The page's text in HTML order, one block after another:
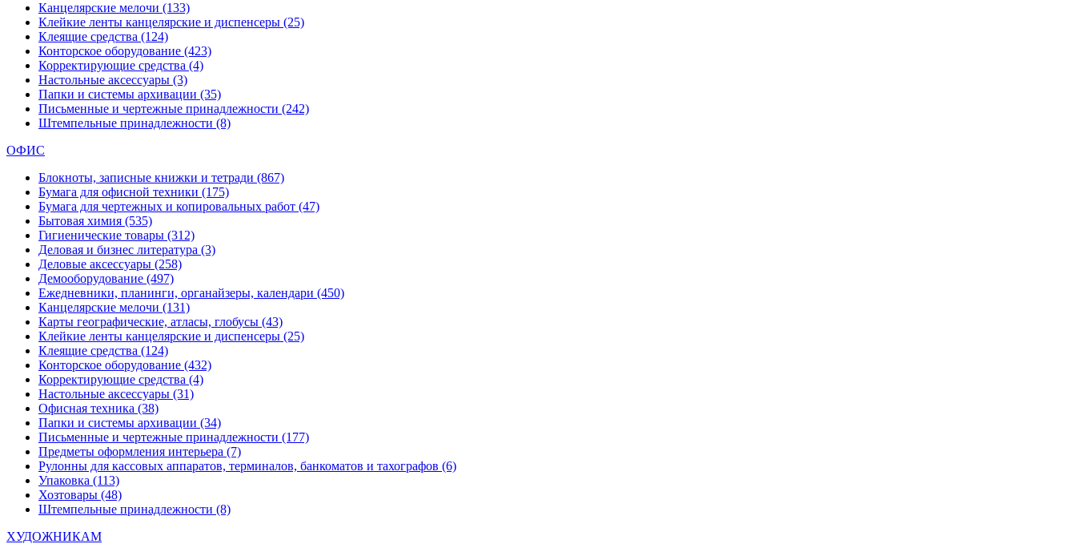
Канцелярские мелочи (133)
Клейкие ленты канцелярские и диспенсеры (25)
Клеящие средства (124)
Конторское оборудование (423)
Корректирующие средства (4)
Настольные аксессуары (3)
Папки и системы архивации (35)
Письменные и чертежные принадлежности (242)
Штемпельные принадлежности (8)
ОФИС
Блокноты, записные книжки и тетради (867)
Бумага для офисной техники (175)
Бумага для чертежных и копировальных работ (47)
Бытовая химия (535)
Гигиенические товары (312)
Деловая и бизнес литература (3)
Деловые аксессуары (258)
Демооборудование (497)
Ежедневники, планинги, органайзеры, календари (450)
Канцелярские мелочи (131)
Карты географические, атласы, глобусы (43)
Клейкие ленты канцелярские и диспенсеры (25)
Клеящие средства (124)
Конторское оборудование (432)
Корректирующие средства (4)
Настольные аксессуары (31)
Офисная техника (38)
Папки и системы архивации (34)
Письменные и чертежные принадлежности (177)
Предметы оформления интерьера (7)
Рулонны для кассовых аппаратов, терминалов, банкоматов и тахографов (6)
Упаковка (113)
Хозтовары (48)
Штемпельные принадлежности (8)
ХУДОЖНИКАМ